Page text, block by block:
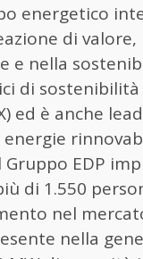
energetico
di valore,
e nella
di sostenibilità
ed è anche
EDP
di 1.550
nel
nella